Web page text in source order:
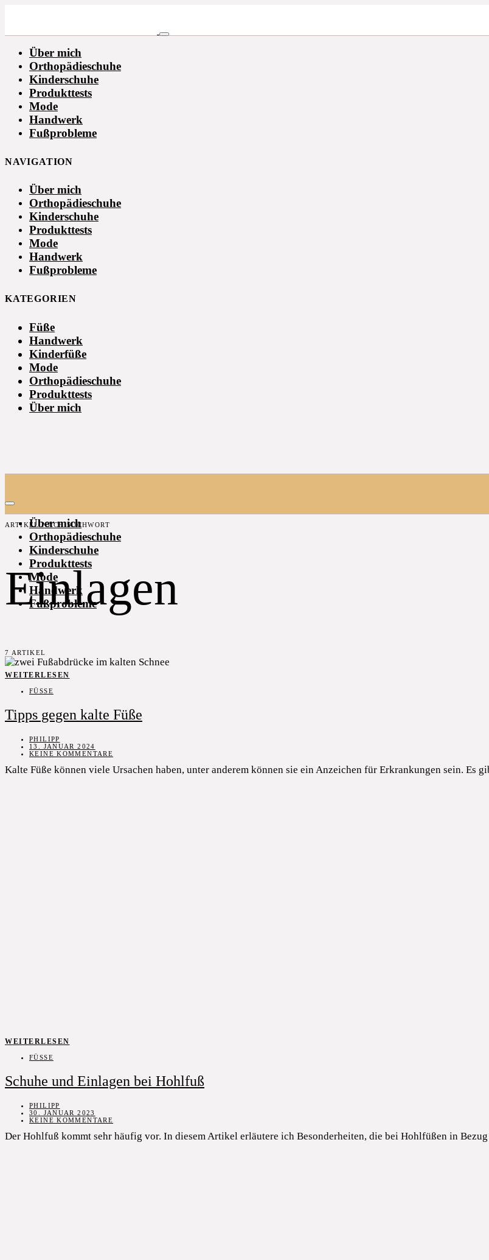
Über mich
Orthopädieschuhe
Kinderschuhe
Produkttests
Mode
Handwerk
Fußprobleme
NAVIGATION
Über mich
Orthopädieschuhe
Kinderschuhe
Produkttests
Mode
Handwerk
Fußprobleme
KATEGORIEN
Füße
Handwerk
Kinderfüße
Mode
Orthopädieschuhe
Produkttests
Über mich
Über mich
Orthopädieschuhe
Kinderschuhe
Produkttests
Mode
Handwerk
Fußprobleme
ARTIKEL NACH SUCHWORT
Einlagen
7 ARTIKEL
WEITERLESEN
FÜSSE
Tipps gegen kalte Füße
PHILIPP
13. JANUAR 2024
KEINE KOMMENTARE
Kalte Füße können viele Ursachen haben, unter anderem können sie ein Anzeichen für Erkrankungen sein. Es
WEITERLESEN
FÜSSE
Schuhe und Einlagen bei Hohlfuß
PHILIPP
30. JANUAR 2023
KEINE KOMMENTARE
Der Hohlfuß kommt sehr häufig vor. In diesem Artikel erläutere ich Besonderheiten, die bei Hohlfüßen in